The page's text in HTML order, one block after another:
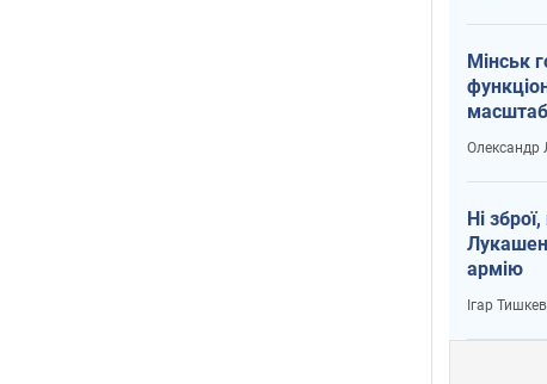
Мінськ
Олександр
Ні
армію
Ігар